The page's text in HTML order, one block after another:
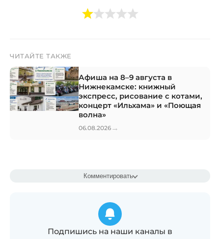
ЧИТАЙТЕ ТАКЖЕ
Афиша на 8–9 августа в
Нижнекамске: книжный
экспресс, рисование с котами,
концерт «Ильхама» и «Поющая
волна»
06.08.2026 →
Комментировать
Подпишись на наши каналы в